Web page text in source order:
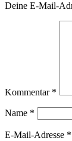
Deine E-Mail-
Kommentar *
Name *
E-Mail-Adresse *